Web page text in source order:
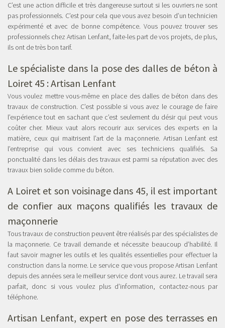
C’est une action difficile et très dangereuse surtout si les ouvriers ne sont
pas professionnels. C’est pour cela que vous avez besoin d’un technicien
expérimenté et avec de bonne compétence. Vous pouvez trouver ses
professionnels chez Artisan Lenfant, faite-les part de vos projets, de plus,
ils ont de très bon tarif.
Le spécialiste dans la pose des dalles de béton à
Loiret 45 : Artisan Lenfant
Vous voulez mettre vous-même en place des dalles de béton dans des
travaux de construction. C’est possible si vous avez le courage de faire
l’expérience tout en sachant que c’est seulement du désir qui peut vous
coûter cher. Mieux vaut alors recourir aux services des experts en la
matière, ceux qui maitrisent l’art de la maçonnerie. Artisan Lenfant est
l’entreprise qui vous convient avec ses techniciens qualifiés. Sa
ponctualité dans les délais des travaux est parmi sa réputation avec des
travaux bien solide comme du béton.
A Loiret et son voisinage dans 45, il est important
de confier aux maçons qualifiés les travaux de
maçonnerie
Tous travaux de construction peuvent être réalisés par des spécialistes de
la maçonnerie. Ce travail demande et nécessite beaucoup d’habilité. Il
faut savoir magner les outils et les qualités essentielles pour effectuer la
construction dans la norme. Le service que vous propose Artisan Lenfant
depuis des années sera le meilleur service dont vous aurez. Le travail sera
parfait, donc si vous voulez plus d’information, contactez-nous par
téléphone.
Artisan Lenfant, expert en pose des terrasses en